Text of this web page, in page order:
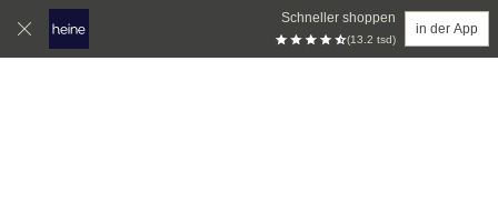
Schneller shoppen
(13.2 tsd)
in der App